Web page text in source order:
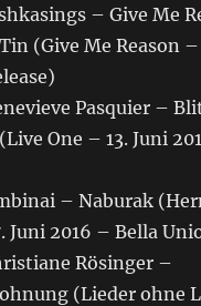
– Give Me
(Give Me Reason –
Pasquier –
One – 13. Juni
– Naburak
Juni 2016 – Bella
Rösinger –
(Lieder ohne